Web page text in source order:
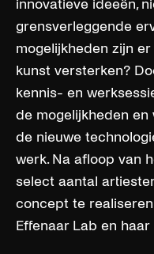
innovatieve ideeën,
grensverleggende
mogelijkheden zijn
kunst versterken?
kennis- en
de mogelijkheden
de nieuwe
werk. Na afloop van
select aantal
concept te
Effenaar Lab en